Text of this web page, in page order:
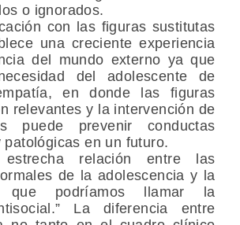
o ignorados.
con las figuras sustitutas
una creciente experiencia
del mundo externo ya que
del adolescente de
en donde las figuras
relevantes y la intervención de
puede prevenir conductas
en un futuro.
relación entre las
de la adolescencia y la
que podríamos llamar la
La diferencia entre